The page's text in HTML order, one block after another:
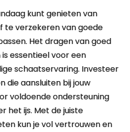
kunt genieten van
te verzekeren van goede
Het dragen van goed
essentieel voor een
schaatservaring. Investeer
die aansluiten bij jouw
voldoende ondersteuning
het ijs. Met de juiste
kun je vol vertrouwen en